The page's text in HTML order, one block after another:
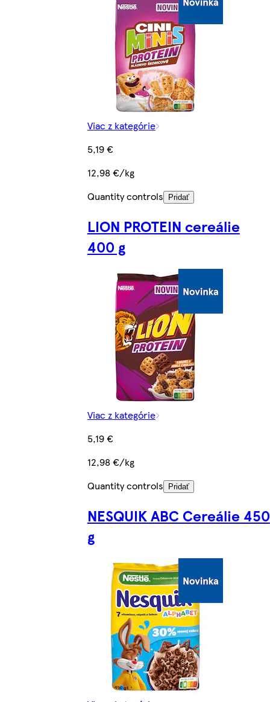
Viac z kategórie
5,19 €
12,98 €/kg
Quantity controls
Pridať
LION PROTEIN cereálie
400 g
Viac z kategórie
5,19 €
12,98 €/kg
Quantity controls
Pridať
NESQUIK ABC Cereálie 450
g